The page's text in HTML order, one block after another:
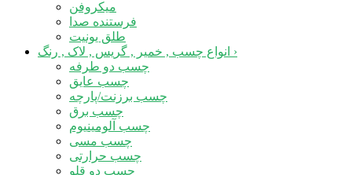
میکروفن
فرستنده صدا
طلق یونیت
›
چسب دو طرفه
چسب عایق
چسب برزنت/پارچه
چسب برق
چسب آلومینیوم
چسب مسی
چسب حرارتی
چسب دو قلو